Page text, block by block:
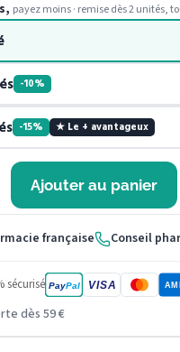
payez moins · remise dès 2 unités,
-10%
-15% ★ Le + avantageux
Ajouter au panier
française Conseil
sécurisé PayPal VISA
dès 59 €